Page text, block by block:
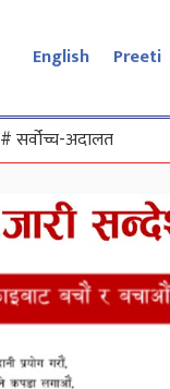
English Preeti
#सर्वोच्च-अदालत